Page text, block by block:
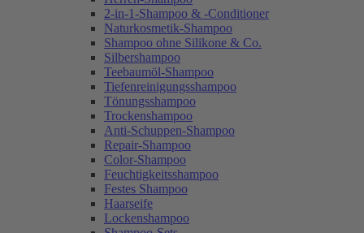
2-in-1-Shampoo & -Conditioner
Naturkosmetik-Shampoo
Shampoo ohne Silikone & Co.
Silbershampoo
Teebaumöl-Shampoo
Tiefenreinigungsshampoo
Tönungsshampoo
Trockenshampoo
Anti-Schuppen-Shampoo
Repair-Shampoo
Color-Shampoo
Feuchtigkeitsshampoo
Festes Shampoo
Haarseife
Lockenshampoo